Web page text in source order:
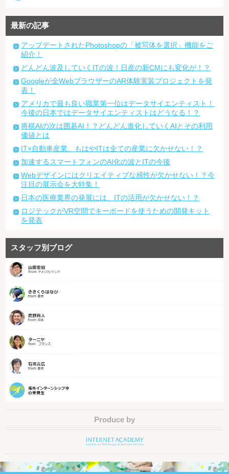
最新の記事
アップデートされたPhotoshopの「被写体を選択」機能をご
紹介！
どんどん波及していくITの波！日産の新CMにも変化が！？
Googleが全WebブラウザーのAR体験実装プロジェクトを発
表！
アメリカで最も良い職業第一位はデータサイエンティスト！
今後の日本ではデータサイエンティストはどうなる！？
将棋AIの次は囲碁AI！？どんどん進化していくAIとその利用
価値とは
IT×自動車産業。もはやITは全ての産業に欠かせない！？
加速するスマートフォンのAI化の波とITの今後
Webデザインにはクリエイティブな感性が欠かせない！？今
注目の展示会を大特集！
日本の医療業界の発展には、ITの活用が欠かせない！？
ロジテックがVR空間でキーボードを使うための開発キット
を発表
スタッフ別ブログ
Produce by